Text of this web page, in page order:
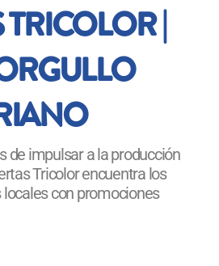
|
de impulsar a la producción
Tricolor encuentra los
con promociones